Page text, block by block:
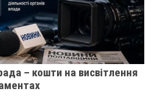
– кошти на висвітлення